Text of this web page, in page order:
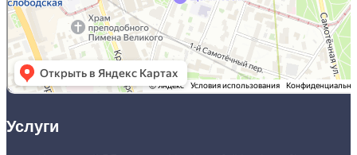
Услуги